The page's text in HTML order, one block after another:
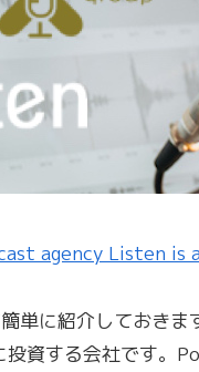
agency Listen is
単に紹介しておき
資する会社です。